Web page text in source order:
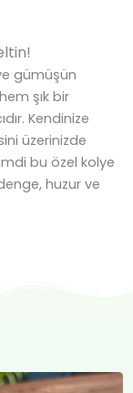
gümüşün
şık bir
Kendinize
üzerinizde
bu özel kolye
huzur ve
Orijinal
Şu